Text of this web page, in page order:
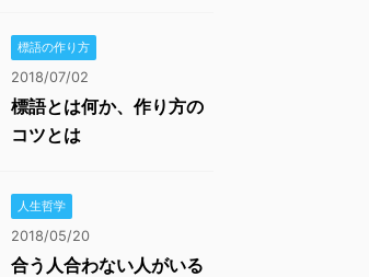
標語の作り方
2018/07/02
標語とは何か、作り方の
コツとは
人生哲学
2018/05/20
合う人合わない人がいる